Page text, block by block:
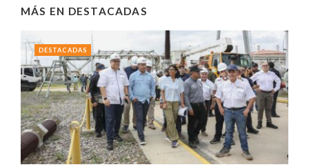
MÁS EN DESTACADAS
DESTACADAS